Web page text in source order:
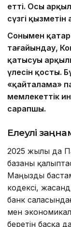
етті. Осы
сүзгі
Сонымен
тағайындау,
қатысуы
үлесін қосты.
«қайталама»
мемлекеттік
сарапшы.
Елеулі
2025 жылы да
базаны
Маңызды
кодексі,
банк
мен
беретін басқа